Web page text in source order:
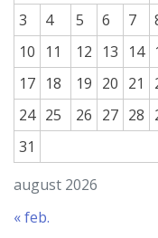
august 2026
3
4 5 6 7
10
11 12 13 14
17 18 19 20 21
24 25 26 27 28
31
« feb.